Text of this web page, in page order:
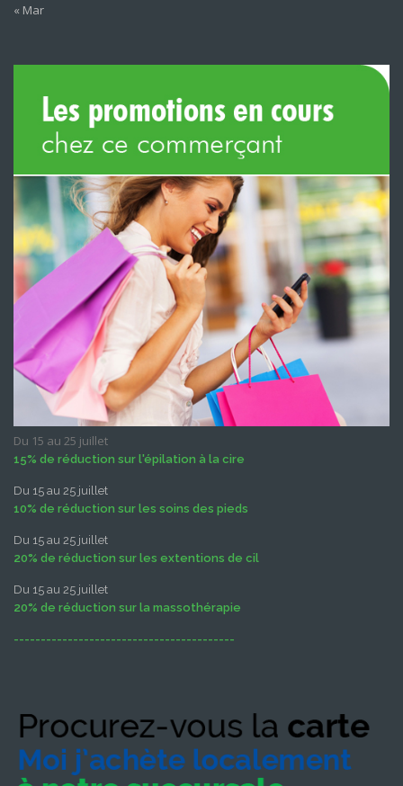
« Mar
Du 15 au 25 juillet
15% de réduction sur l'épilation à la cire
Du 15 au 25 juillet
10% de réduction sur les soins des pieds
Du 15 au 25 juillet
20% de réduction sur les extentions de cil
Du 15 au 25 juillet
20% de réduction sur la massothérapie
-----------------------------------------